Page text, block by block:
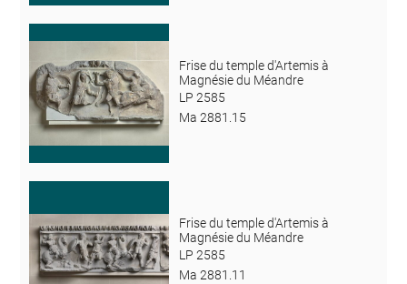
Frise du temple d'Artemis à
Magnésie du Méandre
LP 2585
Ma 2881.15
Frise du temple d'Artemis à
Magnésie du Méandre
LP 2585
Ma 2881.11